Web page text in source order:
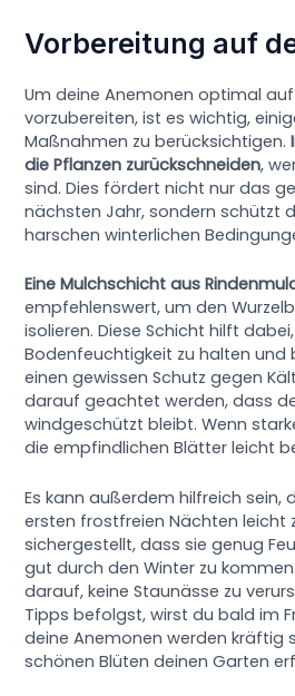
Vorbereitung auf
Um deine Anemonen optimal
vorzubereiten, ist es wichtig,
Maßnahmen zu berücksichtigen.
die Pflanzen zurückschneiden,
sind. Dies fördert nicht nur das
nächsten Jahr, sondern schützt
harschen winterlichen
Eine Mulchschicht aus
empfehlenswert, um den
isolieren. Diese Schicht hilft
Bodenfeuchtigkeit zu halten und
einen gewissen Schutz gegen
darauf geachtet werden, dass
windgeschützt bleibt. Wenn
die empfindlichen Blätter leicht
Es kann außerdem hilfreich sein,
ersten frostfreien Nächten leicht
sichergestellt, dass sie genug
gut durch den Winter zu
darauf, keine Staunässe zu
Tipps befolgst, wirst du bald im
deine Anemonen werden kräftig
schönen Blüten deinen Garten